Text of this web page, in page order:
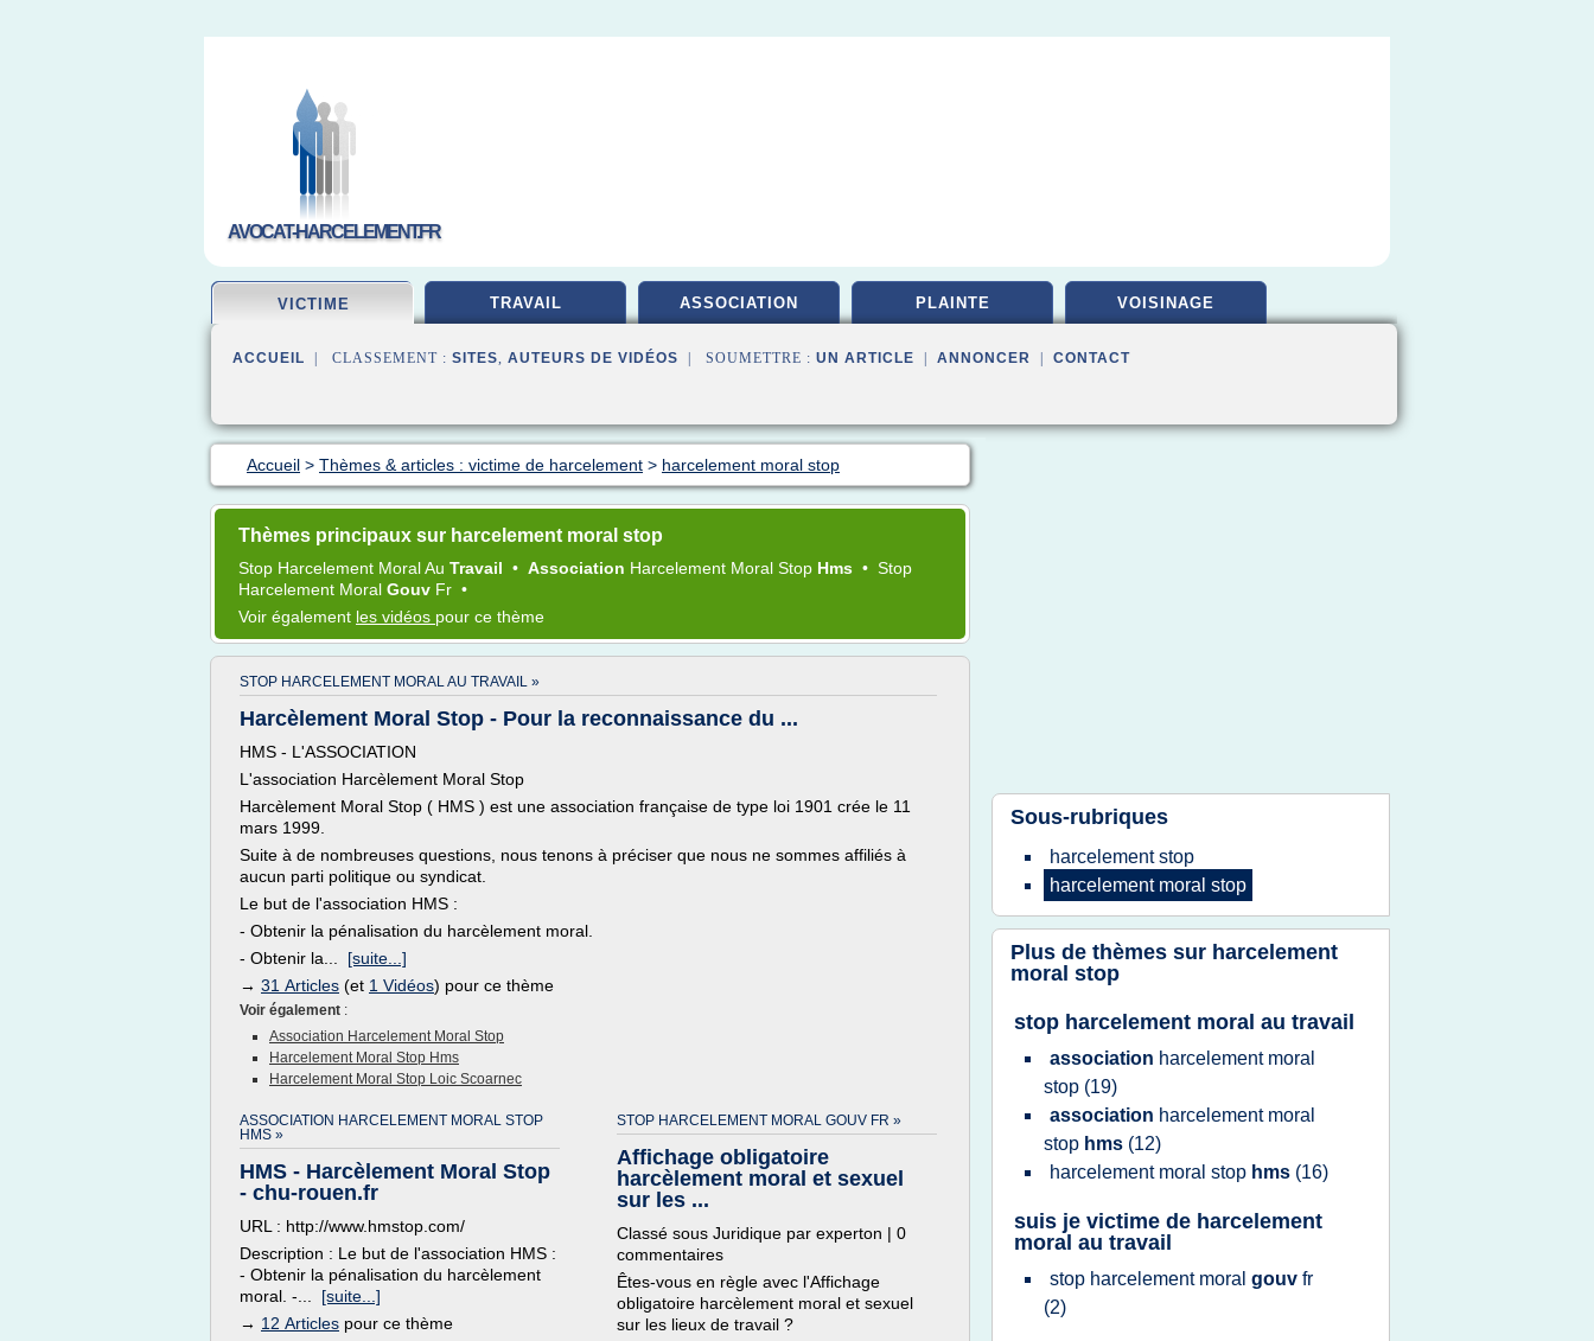
AVOCAT-HARCELEMENT.FR
VICTIME TRAVAIL ASSOCIATION PLAINTE VOISINAGE
ACCUEIL | CLASSEMENT : SITES, AUTEURS DE VIDÉOS | SOUMETTRE : UN ARTICLE ANNONCER CONTACT
Accueil > Thèmes & articles : victime de harcelement > harcelement moral stop
Thèmes principaux sur harcelement moral stop
Stop Harcelement MoralAu Travail • Association Harcelement Moral Stop Hms • Stop
Harcelement Moral Gouv Fr •
Voir également les vidéos pour ce thème
STOP HARCELEMENT MORAL AU TRAVAIL »
Harcèlement Moral Stop - Pour la reconnaissance du ...
HMS - L'ASSOCIATION
L'association Harcèlement Moral Stop
Harcèlement Moral Stop ( HMS ) est une association française de type loi 1901 crée le 11
mars 1999.
Suite à de nombreuses questions, nous tenons à préciser que nous ne sommes affiliés à
aucun parti politique ou syndicat.
Le but de l'association HMS :
- Obtenir la pénalisation du harcèlement moral.
- Obtenir la... [suite...]
→ 31 Articles (et 1 Vidéos) pour ce thème
Voir également :
Association Harcelement Moral Stop
Harcelement Moral Stop Hms
Harcelement Moral Stop Loic Scoarnec
ASSOCIATION HARCELEMENT MORAL STOP
HMS »
HMS - Harcèlement Moral Stop
- chu-rouen.fr
URL : http://www.hmstop.com/
Description : Le but de l'association HMS :
- Obtenir la pénalisation du harcèlement
moral. -... [suite...]
→ 12 Articles pour ce thème
STOP HARCELEMENT MORAL GOUV FR »
Affichage obligatoire
harcèlement moral et sexuel
sur les ...
Classé sous Juridique par experton | 0
commentaires
Êtes-vous en règle avec l'Affichage
obligatoire harcèlement moral et sexuel
sur les lieux de travail ?
Sous-rubriques
harcelement stop
harcelement moral stop
Plus de thèmes sur harcelement
moral stop
stop harcelement moral au travail
association harcelement moral
stop (19)
association harcelement moral
stop hms (12)
harcelement moral stop hms (16)
suis je victime de harcelement
moral au travail
stop harcelement moral gouv fr
(2)